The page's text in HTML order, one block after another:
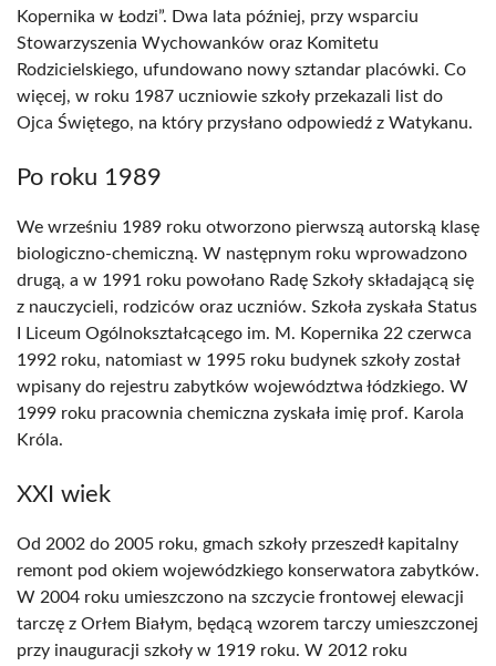
Kopernika w Łodzi”. Dwa lata później, przy wsparciu
Stowarzyszenia Wychowanków oraz Komitetu
Rodzicielskiego, ufundowano nowy sztandar placówki. Co
więcej, w roku 1987 uczniowie szkoły przekazali list do
Ojca Świętego, na który przysłano odpowiedź z Watykanu.
Po roku 1989
We wrześniu 1989 roku otworzono pierwszą autorską klasę
biologiczno-chemiczną. W następnym roku wprowadzono
drugą, a w 1991 roku powołano Radę Szkoły składającą się
z nauczycieli, rodziców oraz uczniów. Szkoła zyskała Status
I Liceum Ogólnokształcącego im. M. Kopernika 22 czerwca
1992 roku, natomiast w 1995 roku budynek szkoły został
wpisany do rejestru zabytków województwa łódzkiego. W
1999 roku pracownia chemiczna zyskała imię prof. Karola
Króla.
XXI wiek
Od 2002 do 2005 roku, gmach szkoły przeszedł kapitalny
remont pod okiem wojewódzkiego konserwatora zabytków.
W 2004 roku umieszczono na szczycie frontowej elewacji
tarczę z Orłem Białym, będącą wzorem tarczy umieszczonej
przy inauguracji szkoły w 1919 roku. W 2012 roku